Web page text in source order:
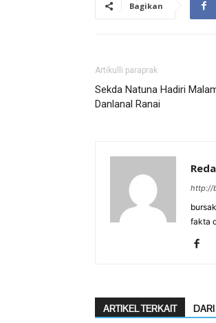
Bagikan
Artikulli paraprak
Sekda Natuna Hadiri
Danlanal Ranai
http://
fakta
ARTIKEL TERKAIT